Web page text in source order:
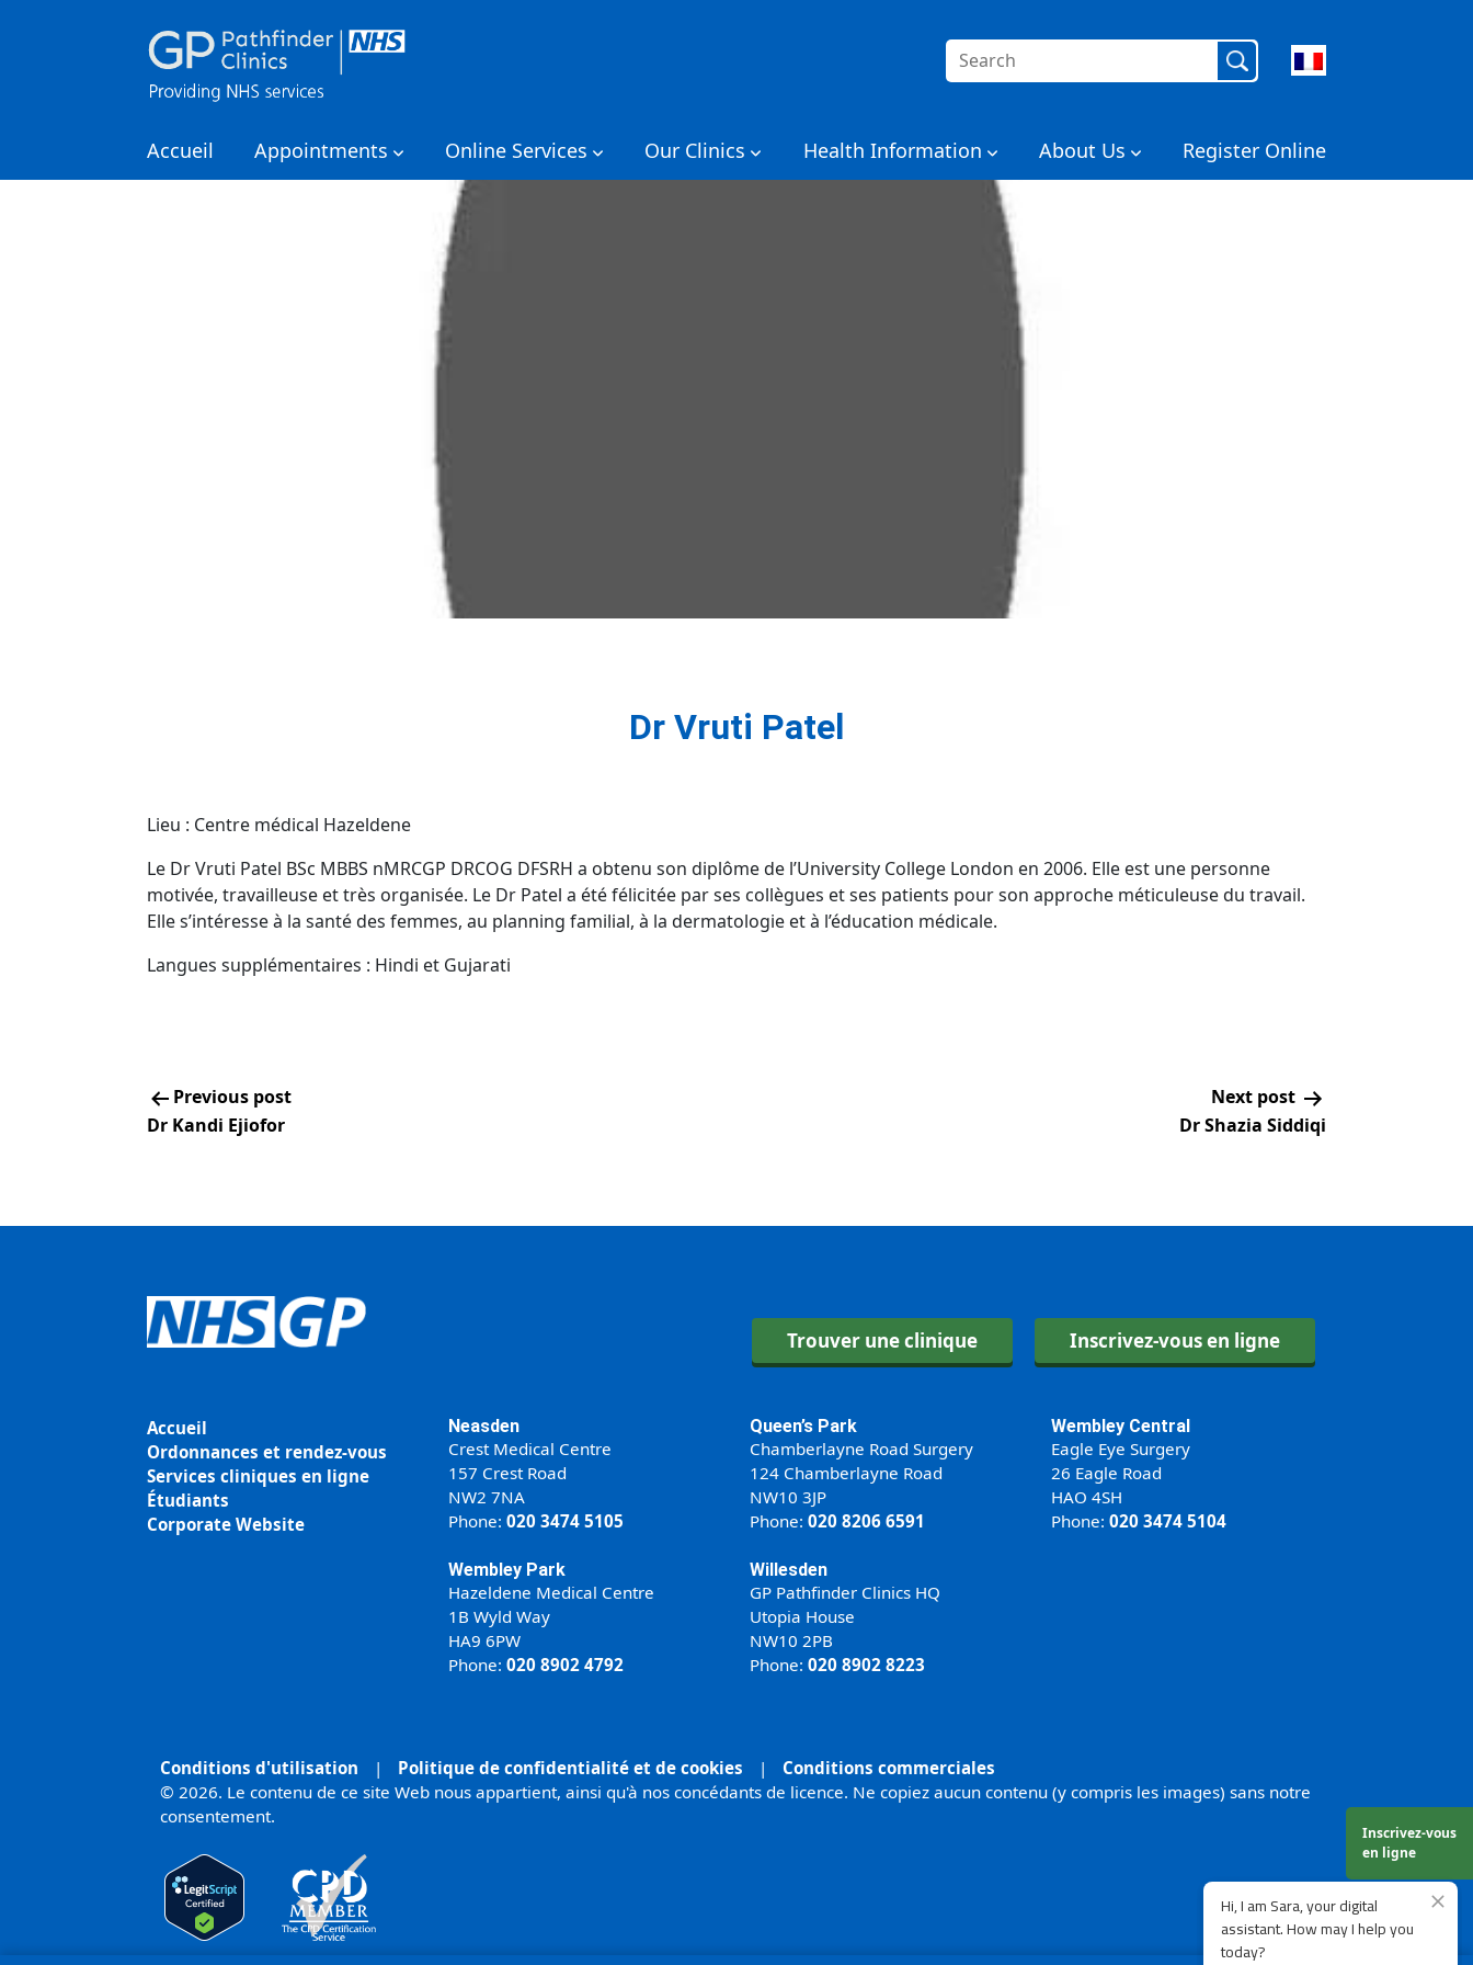
Rechercher :
Accueil Appointments Online Services Our Clinics Health Information About Us Register Online
Dr Vruti Patel
Lieu : Centre médical Hazeldene
Le Dr Vruti Patel BSc MBBS nMRCGP DRCOG DFSRH a obtenu son diplôme de l’University College London en 2006. Elle est une personne
motivée, travailleuse et très organisée. Le Dr Patel a été félicitée par ses collègues et ses patients pour son approche méticuleuse du travail.
Elle s’intéresse à la santé des femmes, au planning familial, à la dermatologie et à l’éducation médicale.
Langues supplémentaires : Hindi et Gujarati
Previous post
Dr Kandi Ejiofor
Next post
Dr Shazia Siddiqi
Trouver une clinique Inscrivez-vous en ligne
Accueil
Ordonnances et rendez-vous
Services cliniques en ligne
Étudiants
Corporate Website
Neasden
Crest Medical Centre
157 Crest Road
NW2 7NA
Phone: 020 3474 5105
Queen’s Park
Chamberlayne Road Surgery
124 Chamberlayne Road
NW10 3JP
Phone: 020 8206 6591
Wembley Central
Eagle Eye Surgery
26 Eagle Road
HAO 4SH
Phone: 020 3474 5104
Wembley Park
Hazeldene Medical Centre
1B Wyld Way
HA9 6PW
Phone: 020 8902 4792
Willesden
GP Pathfinder Clinics HQ
Utopia House
NW10 2PB
Phone: 020 8902 8223
Conditions d'utilisation | Politique de confidentialité et de cookies |
Conditions commerciales
© 2026. Le contenu de ce site Web nous appartient, ainsi qu'à nos concédants de licence. Ne copiez aucun contenu (y compris les images) sans notre
consentement.
Inscrivez-vous
en ligne